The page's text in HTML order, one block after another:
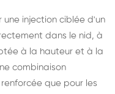
une injection ciblée d'un
dans le nid, à
à la hauteur et à la
combinaison
que pour les